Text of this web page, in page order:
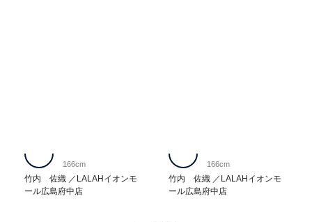
竹内 佐織
LALAHイオンモ
ール広島府中店
166cm
竹内 佐織
LALAHイオンモ
ール広島府中店
166cm